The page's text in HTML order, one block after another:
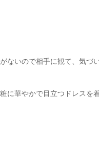
ないので相手に観て、気づ
に華やかで目立つドレス